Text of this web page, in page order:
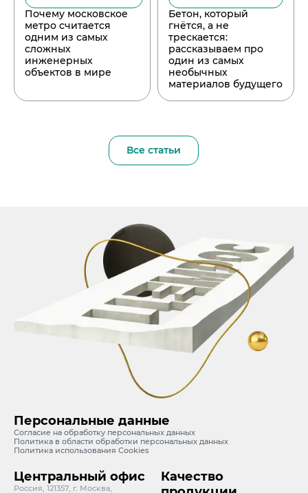
Почему московское
метро считается
одним из самых
сложных
инженерных
объектов в мире
Бетон, который
гнётся, а не
трескается:
рассказываем про
один из самых
необычных
материалов будущего
Все статьи
Персональные данные
Согласие на обработку персональных данных
Политика в области обработки персональных данных
Политика использования Cookies
Центральный офис
Россия, 121357, г. Москва,
Качество